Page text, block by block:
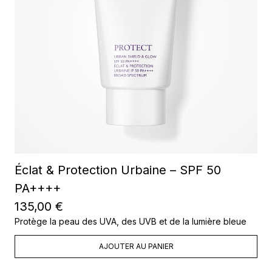
Éclat & Protection Urbaine – SPF 50
PA++++
135,00 €
Protège la peau des UVA, des UVB et de la lumière bleue
AJOUTER AU PANIER